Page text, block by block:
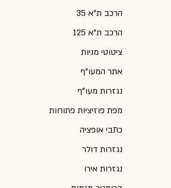
הרכב ת"א 35
הרכב ת"א 125
ציטוטי מניות
אתר המעו"ף
נגזרות מעו"ף
מפת פוזיציות פתוחות
כתבי אופציה
נגזרות דולר
נגזרות אירו